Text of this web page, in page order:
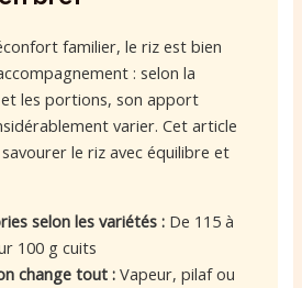
familier, le riz est bien
: selon la
les portions, son apport
varier. Cet article
le riz avec équilibre et
selon les variétés :De 115 à
100 g cuits
change tout :Vapeur, pilaf ou